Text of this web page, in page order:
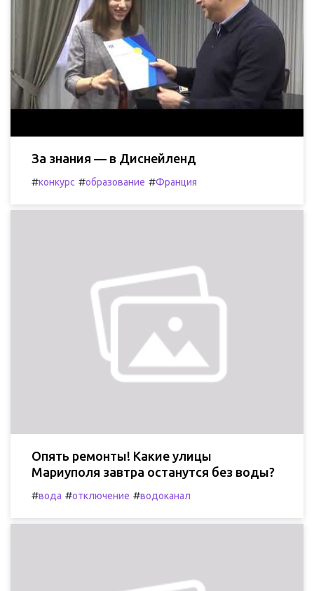
За знания — в Диснейленд
#конкурс #образование #Франция
Опять ремонты! Какие улицы
Мариуполя завтра останутся без воды?
#вода #отключение #водоканал